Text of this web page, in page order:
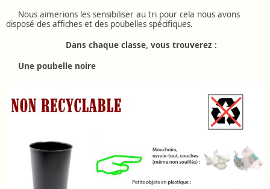
Nous aimerions les sensibiliser au tri pour cela nous avons
disposé des affiches et des poubelles spécifiques.
Dans chaque classe, vous trouverez :
Une poubelle noire